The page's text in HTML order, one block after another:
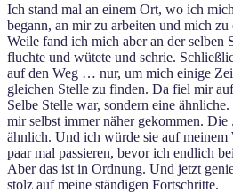
Ich stand mal an einem Ort, wo ich
begann, an mir zu arbeiten und mich
Weile fand ich mich aber an der selben
fluchte und wütete und schrie.
auf den Weg … nur, um mich einige
gleichen Stelle zu finden. Da fiel mir
Selbe Stelle war, sondern eine
mir selbst immer näher gekommen. Die
ähnlich. Und ich würde sie auf meinem
paar mal passieren, bevor ich endlich
Aber das ist in Ordnung. Und jetzt
stolz auf meine ständigen Fortschritte.